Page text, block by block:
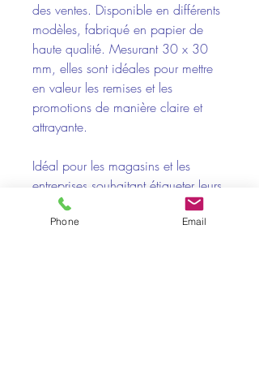
des ventes. Disponible en différents
modèles, fabriqué en papier de
haute qualité. Mesurant 30 x 30
mm, elles sont idéales pour mettre
en valeur les remises et les
promotions de manière claire et
attrayante.
Idéal pour les magasins et les
entreprises souhaitant étiqueter leurs
produits de manière simple et
efficace.
Phone Email